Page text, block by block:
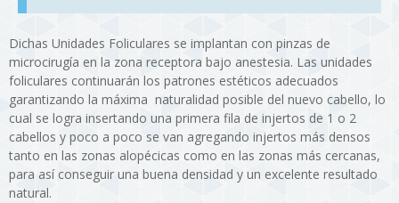
Dichas Unidades Foliculares se implantan con pinzas de
microcirugía en la zona receptora bajo anestesia. Las unidades
foliculares continuarán los patrones estéticos adecuados
garantizando la máxima naturalidad posible del nuevo cabello, lo
cual se logra insertando una primera fila de injertos de 1 o 2
cabellos y poco a poco se van agregando injertos más densos
tanto en las zonas alopécicas como en las zonas más cercanas,
para así conseguir una buena densidad y un excelente resultado
natural.